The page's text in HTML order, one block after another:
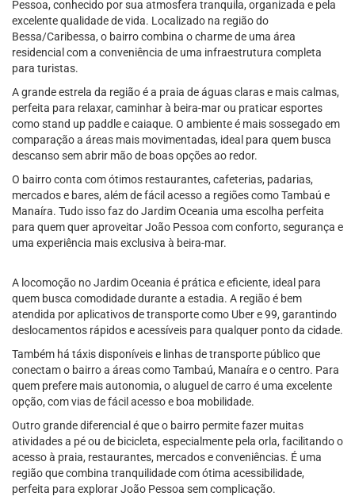
Pessoa, conhecido por sua atmosfera tranquila, organizada e pela
excelente qualidade de vida. Localizado na região do
Bessa/Caribessa, o bairro combina o charme de uma área
residencial com a conveniência de uma infraestrutura completa
para turistas.
A grande estrela da região é a praia de águas claras e mais calmas,
perfeita para relaxar, caminhar à beira-mar ou praticar esportes
como stand up paddle e caiaque. O ambiente é mais sossegado em
comparação a áreas mais movimentadas, ideal para quem busca
descanso sem abrir mão de boas opções ao redor.
O bairro conta com ótimos restaurantes, cafeterias, padarias,
mercados e bares, além de fácil acesso a regiões como Tambaú e
Manaíra. Tudo isso faz do Jardim Oceania uma escolha perfeita
para quem quer aproveitar João Pessoa com conforto, segurança e
uma experiência mais exclusiva à beira-mar.
A locomoção no Jardim Oceania é prática e eficiente, ideal para
quem busca comodidade durante a estadia. A região é bem
atendida por aplicativos de transporte como Uber e 99, garantindo
deslocamentos rápidos e acessíveis para qualquer ponto da cidade.
Também há táxis disponíveis e linhas de transporte público que
conectam o bairro a áreas como Tambaú, Manaíra e o centro. Para
quem prefere mais autonomia, o aluguel de carro é uma excelente
opção, com vias de fácil acesso e boa mobilidade.
Outro grande diferencial é que o bairro permite fazer muitas
atividades a pé ou de bicicleta, especialmente pela orla, facilitando o
acesso à praia, restaurantes, mercados e conveniências. É uma
região que combina tranquilidade com ótima acessibilidade,
perfeita para explorar João Pessoa sem complicação.